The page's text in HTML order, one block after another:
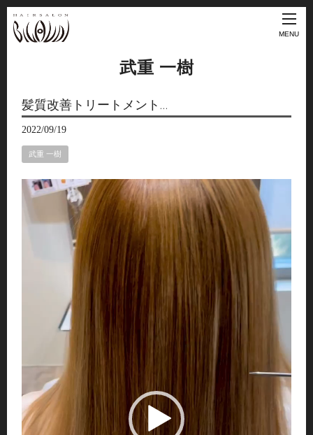
MENU
武重 一樹
髪質改善トリートメント…
2022/09/19
武重 一樹
動
プ